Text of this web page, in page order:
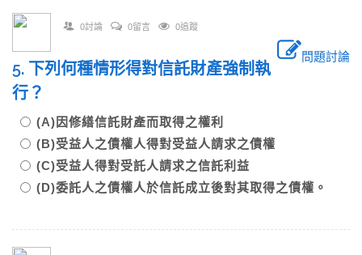
0討論 0留言 0追蹤
問題討論
5. 下列何種情形得對信託財產強制執
行？
(A)因修繕信託財產而取得之權利
(B)受益人之債權人得對受益人請求之債權
(C)受益人得對受託人請求之信託利益
(D)委託人之債權人於信託成立後對其取得之債權。